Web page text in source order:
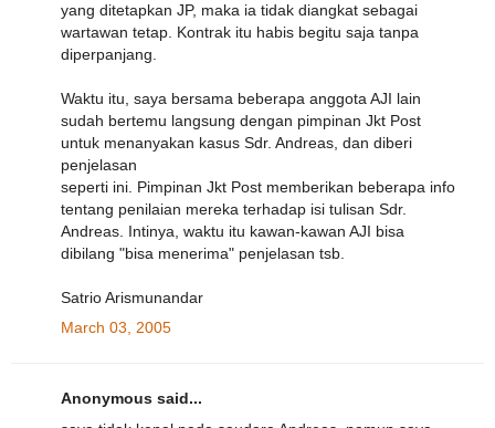
yang ditetapkan JP, maka ia tidak diangkat sebagai
wartawan tetap. Kontrak itu habis begitu saja tanpa
diperpanjang.
Waktu itu, saya bersama beberapa anggota AJI lain
sudah bertemu langsung dengan pimpinan Jkt Post
untuk menanyakan kasus Sdr. Andreas, dan diberi
penjelasan
seperti ini. Pimpinan Jkt Post memberikan beberapa info
tentang penilaian mereka terhadap isi tulisan Sdr.
Andreas. Intinya, waktu itu kawan-kawan AJI bisa
dibilang "bisa menerima" penjelasan tsb.
Satrio Arismunandar
March 03, 2005
Anonymous said...